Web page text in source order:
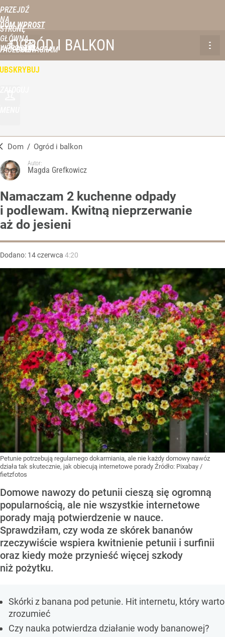
PRZEJDŹ
NA
STRONĘ
GŁÓWNĄ
WPROST.PL
DOM WPROST
FACEBOOKINSTAGRAM
OGRÓD I BALKON
Dom / Ogród i balkon
Autor:
Magda Grefkowicz
Namaczam 2 kuchenne odpady
i podlewam. Kwitną nieprzerwanie
aż do jesieni
Dodano: 14czerwca 4:20
Petunie potrzebują regularnego dokarmiania, ale nie każdy domowy nawóz
działa tak skutecznie, jak obiecują internetowe porady Źródło: Pixabay /
fietzfotos
Domowe nawozy do petunii cieszą się ogromną
popularnością, ale nie wszystkie internetowe
porady mają potwierdzenie w nauce.
Sprawdziłam, czy woda ze skórek bananów
rzeczywiście wspiera kwitnienie petunii i surfinii
oraz kiedy może przynieść więcej szkody
niż pożytku.
Skórki z banana pod petunie. Hit internetu, który warto
zrozumieć
Czy nauka potwierdza działanie wody bananowej?